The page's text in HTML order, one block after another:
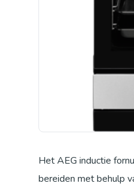
Het AEG inductie
bereiden met behulp